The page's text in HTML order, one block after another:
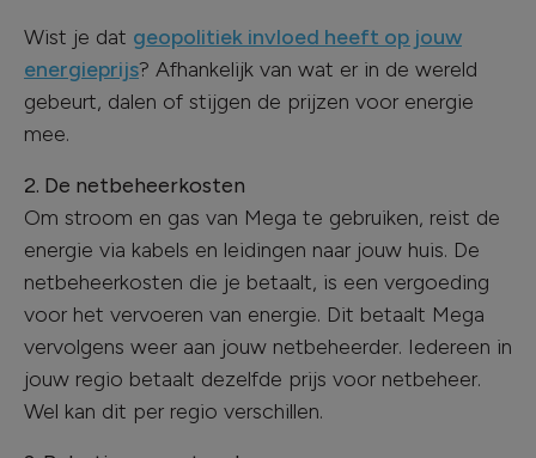
Wist je dat geopolitiek invloed heeft op jouw
energieprijs? Afhankelijk van wat er in de wereld
gebeurt, dalen of stijgen de prijzen voor energie
mee.
2. De netbeheerkosten
Om stroom en gas van Mega te gebruiken, reist de
energie via kabels en leidingen naar jouw huis. De
netbeheerkosten die je betaalt, is een vergoeding
voor het vervoeren van energie. Dit betaalt Mega
vervolgens weer aan jouw netbeheerder. Iedereen in
jouw regio betaalt dezelfde prijs voor netbeheer.
Wel kan dit per regio verschillen.